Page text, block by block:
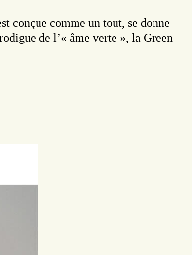
conçue comme un tout, se donne
de l’« âme verte », la Green